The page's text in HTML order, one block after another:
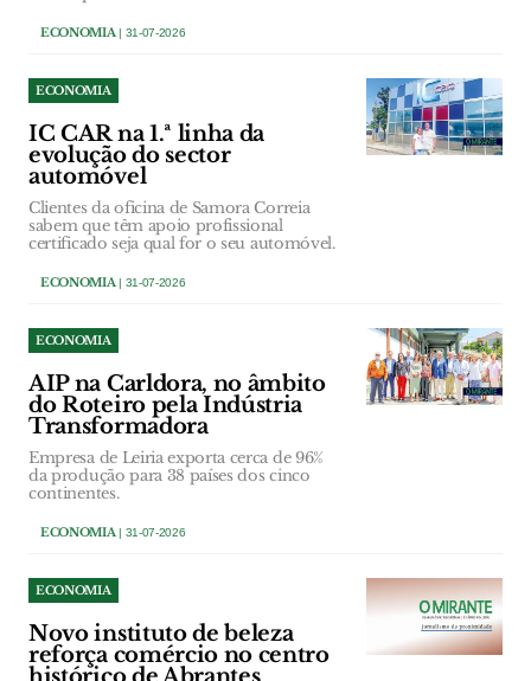
ECONOMIA| 31-07-2026
ECONOMIA
IC CAR na 1.ª linha da
evolução do sector
automóvel
Clientes da oficina de Samora Correia
sabem que têm apoio profissional
certificado seja qual for o seu automóvel.
ECONOMIA| 31-07-2026
ECONOMIA
AIP na Carldora, no âmbito
do Roteiro pela Indústria
Transformadora
Empresa de Leiria exporta cerca de 96%
da produção para 38 países dos cinco
continentes.
ECONOMIA| 31-07-2026
ECONOMIA
Novo instituto de beleza
reforça comércio no centro